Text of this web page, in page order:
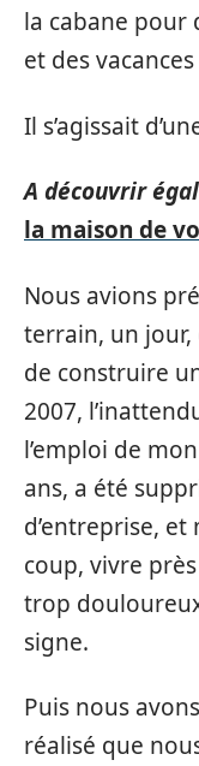
la cabane pour
et des vacances
Il s’agissait
A découvrir
la maison de
Nous avions
terrain, un jour,
de construire
2007,
l’emploi de
ans, a été
d’entreprise,
coup, vivre
trop
signe.
Puis nous
réalisé que